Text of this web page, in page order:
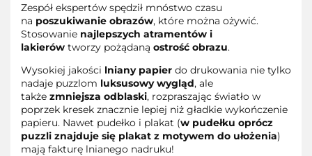
Zespół ekspertów spędził mnóstwo czasu
na poszukiwanie obrazów, które można ożywić.
Stosowanie najlepszych atramentów i
lakierów tworzy pożądaną ostrość obrazu.
Wysokiej jakości lniany papier do drukowania nie tylko
nadaje puzzlom luksusowy wygląd, ale
także zmniejsza odblaski, rozpraszając światło w
poprzek kresek znacznie lepiej niż gładkie wykończenie
papieru. Nawet pudełko i plakat (w pudełku oprócz
puzzli znajduje się plakat z motywem do ułożenia)
mają fakturę lnianego nadruku!